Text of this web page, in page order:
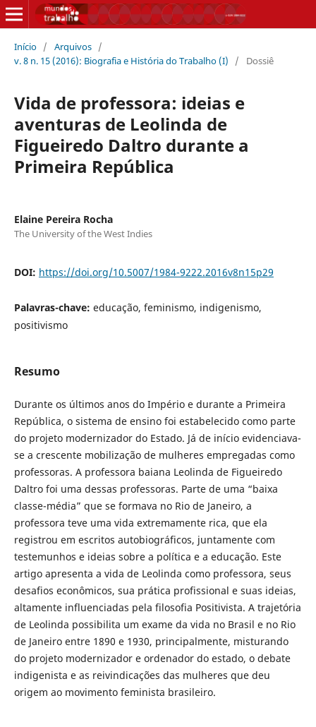
Início / Arquivos /
v. 8 n. 15 (2016): Biografia e História do Trabalho (I)
/ Dossiê
Vida de professora: ideias e
aventuras de Leolinda de
Figueiredo Daltro durante a
Primeira República
Elaine Pereira Rocha
The University of the West Indies
DOI: https://doi.org/10.5007/1984-9222.2016v8n15p29
Palavras-chave: educação, feminismo, indigenismo,
positivismo
Resumo
Durante os últimos anos do Império e durante a Primeira
República, o sistema de ensino foi estabelecido como parte
do projeto modernizador do Estado. Já de início evidenciava-
se a crescente mobilização de mulheres empregadas como
professoras. A professora baiana Leolinda de Figueiredo
Daltro foi uma dessas professoras. Parte de uma “baixa
classe-média” que se formava no Rio de Janeiro, a
professora teve uma vida extremamente rica, que ela
registrou em escritos autobiográficos, juntamente com
testemunhos e ideias sobre a política e a educação. Este
artigo apresenta a vida de Leolinda como professora, seus
desafios econômicos, sua prática profissional e suas ideias,
altamente influenciadas pela filosofia Positivista. A trajetória
de Leolinda possibilita um exame da vida no Brasil e no Rio
de Janeiro entre 1890 e 1930, principalmente, misturando
do projeto modernizador e ordenador do estado, o debate
indigenista e as reivindicações das mulheres que deu
origem ao movimento feminista brasileiro.